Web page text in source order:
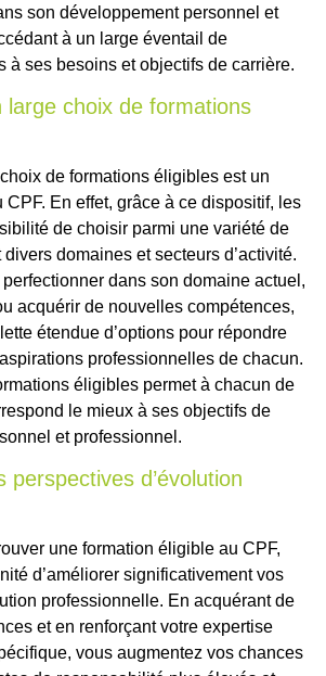
son développement personnel et
à un large éventail de
à ses besoins et objectifs de carrière.
large choix de formations
de formations éligibles est un
En effet, grâce à ce dispositif, les
de choisir parmi une variété de
domaines et secteurs d’activité.
dans son domaine actuel,
acquérir de nouvelles compétences,
étendue d’options pour répondre
professionnelles de chacun.
éligibles permet à chacun de
le mieux à ses objectifs de
et professionnel.
perspectives d’évolution
une formation éligible au CPF,
d’améliorer significativement vos
professionnelle. En acquérant de
et en renforçant votre expertise
vous augmentez vos chances